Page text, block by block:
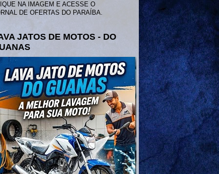
NA IMAGEM E ACESSE O
DE OFERTAS DO PARAÍBA.
JATOS DE MOTOS - DO